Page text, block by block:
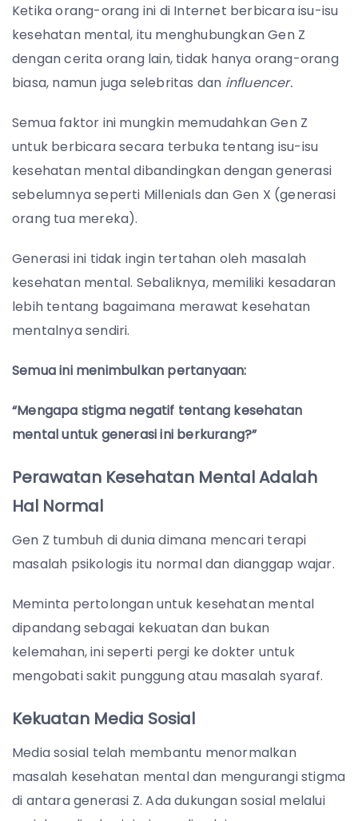
Ketika orang-orang ini di Internet berbicara isu-isu
kesehatan mental, itu menghubungkan Gen Z
dengan cerita orang lain, tidak hanya orang-orang
biasa, namun juga selebritas dan influencer.
Semua faktor ini mungkin memudahkan Gen Z
untuk berbicara secara terbuka tentang isu-isu
kesehatan mental dibandingkan dengan generasi
sebelumnya seperti Millenials dan Gen X (generasi
orang tua mereka).
Generasi ini tidak ingin tertahan oleh masalah
kesehatan mental. Sebaliknya, memiliki kesadaran
lebih tentang bagaimana merawat kesehatan
mentalnya sendiri.
Semua ini menimbulkan pertanyaan:
“Mengapa stigma negatif tentang kesehatan
mental untuk generasi ini berkurang?”
Perawatan Kesehatan Mental Adalah
Hal Normal
Gen Z tumbuh di dunia dimana mencari terapi
masalah psikologis itu normal dan dianggap wajar.
Meminta pertolongan untuk kesehatan mental
dipandang sebagai kekuatan dan bukan
kelemahan, ini seperti pergi ke dokter untuk
mengobati sakit punggung atau masalah syaraf.
Kekuatan Media Sosial
Media sosial telah membantu menormalkan
masalah kesehatan mental dan mengurangi stigma
di antara generasi Z. Ada dukungan sosial melalui